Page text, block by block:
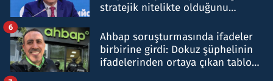
stratejik nitelikte olduğunu
Ahbap soruşturmasında ifadeler
birbirine girdi: Dokuz şüphelinin
ifadelerinden ortaya çıkan tablo
6